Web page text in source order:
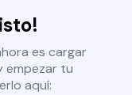
es cargar
empezar tu
aquí: